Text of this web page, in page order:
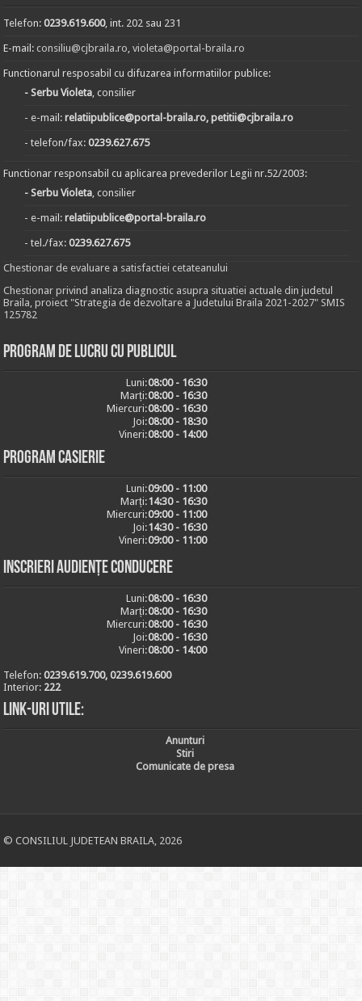
Telefon:0239.619.600, int. 202 sau 231
E-mail:consiliu@cjbraila.ro,violeta@portal-braila.ro
Functionarul resposabil cu difuzarea informatiilor publice:
- Serbu Violeta, consilier
- e-mail:relatiipublice@portal-braila.ro, petitii@cjbraila.ro
- telefon/fax:0239.627.675
Functionar responsabil cu aplicarea prevederilor Legii nr.52/2003:
- Serbu Violeta, consilier
- e-mail:relatiipublice@portal-braila.ro
- tel./fax:0239.627.675
Chestionar de evaluare a satisfactiei cetateanului
Chestionar privind analiza diagnostic asupra situatiei actuale din judetul
Braila, proiect "Strategia de dezvoltare a Judetului Braila 2021-2027" SMIS
125782
Program de lucru cu publicul
Luni:08:00 - 16:30
Marți:08:00 - 16:30
Miercuri:08:00 - 16:30
Joi:08:00 - 18:30
Vineri:08:00 - 14:00
Program casierie
Luni:09:00 - 11:00
Marți:14:30 - 16:30
Miercuri:09:00 - 11:00
Joi:14:30 - 16:30
Vineri:09:00 - 11:00
Inscrieri audiențe conducere
Luni:08:00 - 16:30
Marți:08:00 - 16:30
Miercuri:08:00 - 16:30
Joi:08:00 - 16:30
Vineri:08:00 - 14:00
Telefon:0239.619.700, 0239.619.600
Interior: 222
Link-uri utile:
Anunturi
Stiri
Comunicate de presa
© CONSILIUL JUDETEAN BRAILA, 2026